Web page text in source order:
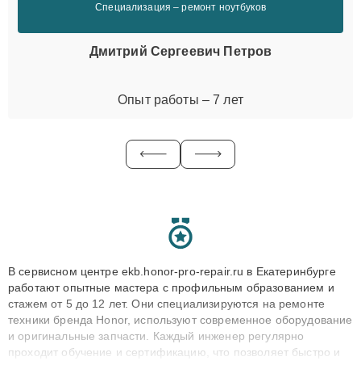
Специализация – ремонт ноутбуков
Дмитрий Сергеевич Петров
Опыт работы – 7 лет
В сервисном центре ekb.honor-pro-repair.ru в Екатеринбурге
работают опытные мастера с профильным образованием и
стажем от 5 до 12 лет. Они специализируются на ремонте
техники бренда Honor, используют современное оборудование
и оригинальные запчасти. Каждый инженер регулярно
проходит обучение и сертификацию, что позволяет быстро и